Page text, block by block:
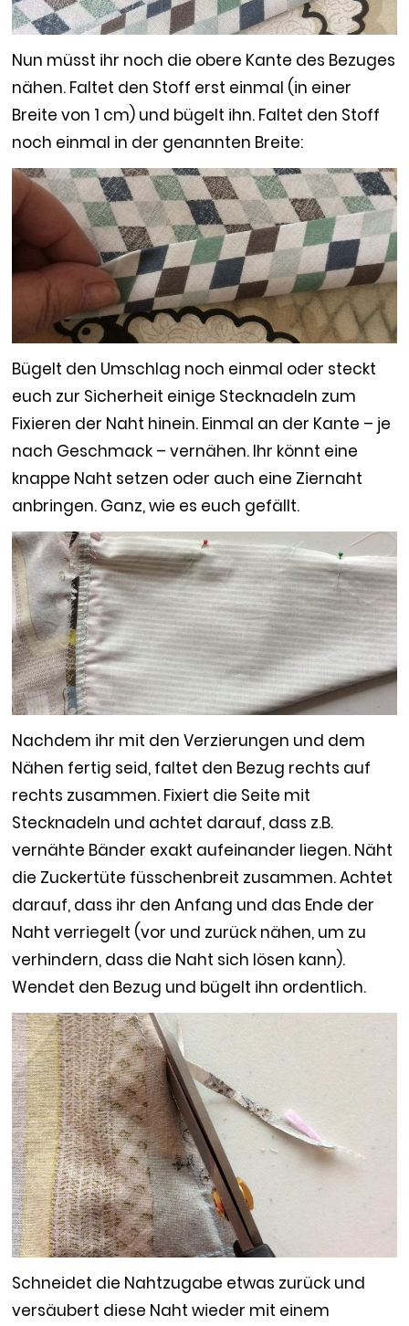
Nun müsst ihr noch die obere Kante des Bezuges
nähen. Faltet den Stoff erst einmal (in einer
Breite von 1 cm) und bügelt ihn. Faltet den Stoff
noch einmal in der genannten Breite:
Bügelt den Umschlag noch einmal oder steckt
euch zur Sicherheit einige Stecknadeln zum
Fixieren der Naht hinein. Einmal an der Kante – je
nach Geschmack – vernähen. Ihr könnt eine
knappe Naht setzen oder auch eine Ziernaht
anbringen. Ganz, wie es euch gefällt.
Nachdem ihr mit den Verzierungen und dem
Nähen fertig seid, faltet den Bezug rechts auf
rechts zusammen. Fixiert die Seite mit
Stecknadeln und achtet darauf, dass z.B.
vernähte Bänder exakt aufeinander liegen. Näht
die Zuckertüte füsschenbreit zusammen. Achtet
darauf, dass ihr den Anfang und das Ende der
Naht verriegelt (vor und zurück nähen, um zu
verhindern, dass die Naht sich lösen kann).
Wendet den Bezug und bügelt ihn ordentlich.
Schneidet die Nahtzugabe etwas zurück und
versäubert diese Naht wieder mit einem